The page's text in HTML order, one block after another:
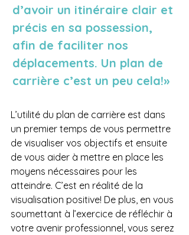
d’avoir un itinéraire clair et
précis en sa possession,
afin de faciliter nos
déplacements. Un plan de
carrière c’est un peu cela!»
L’utilité du plan de carrière est dans
un premier temps de vous permettre
de visualiser vos objectifs et ensuite
de vous aider à mettre en place les
moyens nécessaires pour les
atteindre. C’est en réalité de la
visualisation positive! De plus, en vous
soumettant à l’exercice de réfléchir à
votre avenir professionnel, vous serez